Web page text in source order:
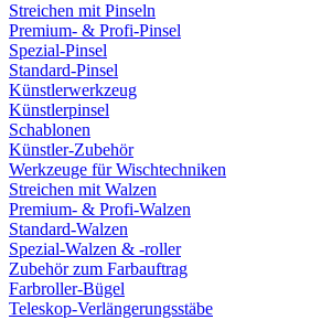
Streichen mit Pinseln
Premium- & Profi-Pinsel
Spezial-Pinsel
Standard-Pinsel
Künstlerwerkzeug
Künstlerpinsel
Schablonen
Künstler-Zubehör
Werkzeuge für Wischtechniken
Streichen mit Walzen
Premium- & Profi-Walzen
Standard-Walzen
Spezial-Walzen & -roller
Zubehör zum Farbauftrag
Farbroller-Bügel
Teleskop-Verlängerungsstäbe